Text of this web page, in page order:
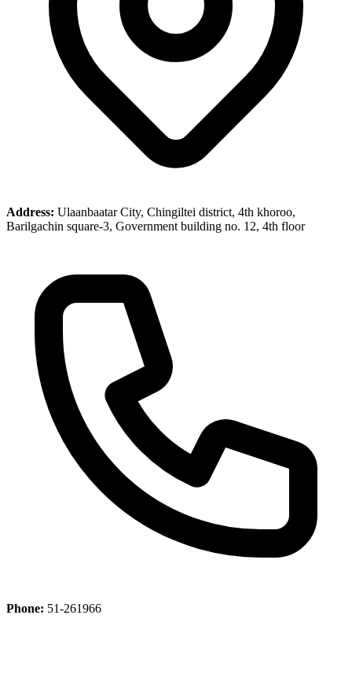
Address: Ulaanbaatar City, Chingiltei district, 4th khoroo,
Barilgachin square-3, Government building no. 12, 4th floor
Phone: 51-261966